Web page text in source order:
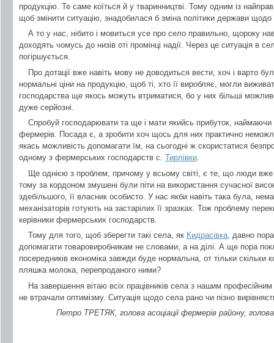
продукцію. Те саме коїться й у тваринництві. Тому одним із
щоб змінити ситуацію, знадобилася б зміна політики держави
А то у нас, нібито і мовиться усе про село правильно, щороку
доходять чомусь до низів оті промінці надії. Через це ситуація в
погіршується.
Про дотації вже навіть мову не доводиться вести, хоч і варто
нормальні ціни на продукцію, щоб ті, хто її виробляє, могли
господарства ще якось можуть втриматися, бо у них більші
дуже серйозні.
Спробуй господарювати та ще і мати якийсь прибуток, наймаючи
фермерів. Посада є, а зробити хоч щось для них практично
якась можливість допомагати їм, на сьогодні ж скористатися
одному з фермерських господарств с. Тирлівки.
Ще однією з проблем, причому у всьому світі, є те, що люди вже
тому за кордоном змушені були піти на використання сучасної
здебільшого, її власник особисто. У нас якби навіть така була,
механізаторів готують на застарілих її зразках. Тож проблему
керівники фермерських господарств.
Тому для того, щоб зберегти такі села, як Кидрасівка, давно
допомагати товаровиробникам не словами, а на ділі. А ще пора
посередників економіка завжди буде нормальна, от тільки скільки
пляшка молока, перепроданого ними?
На завершення вітаю всіх працівників села з нашим
не втрачали оптимізму. Ситуація щодо села рано чи пізно
Петро ТРЕТЯК, голова асоціації фермерів району,